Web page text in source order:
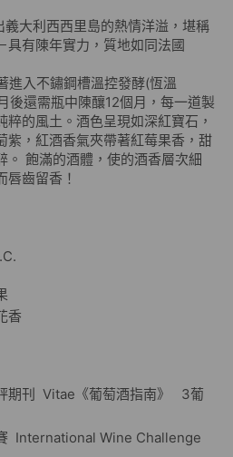
義大利西西里島的熱情洋溢，堪稱
具有陳年實力，質地如同法國
進入不鏽鋼槽溫控發酵(恆溫
後還需瓶中陳釀12個月，每一道製
的風土。酒色呈現如深紅寶石，
紫，紅酒香氣夾帶著紅莓果香，甜
。 飽滿的酒體，使的酒香層次細
唇齒留香！
期刊 Vitae《葡萄酒指南》 3葡
Wine Challenge